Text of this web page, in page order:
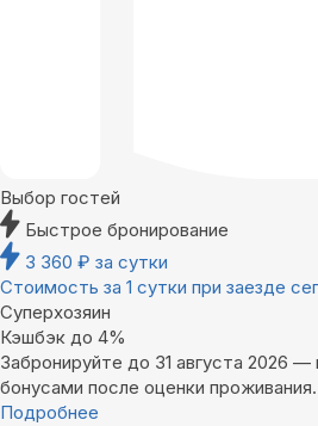
Выбор гостей
Быстрое бронирование
3 360 ₽ за сутки
Стоимость за 1 сутки при заезде
Суперхозяин
Кэшбэк до 4%
Забронируйте до 31 августа 2026
бонусами после оценки проживания.
Подробнее